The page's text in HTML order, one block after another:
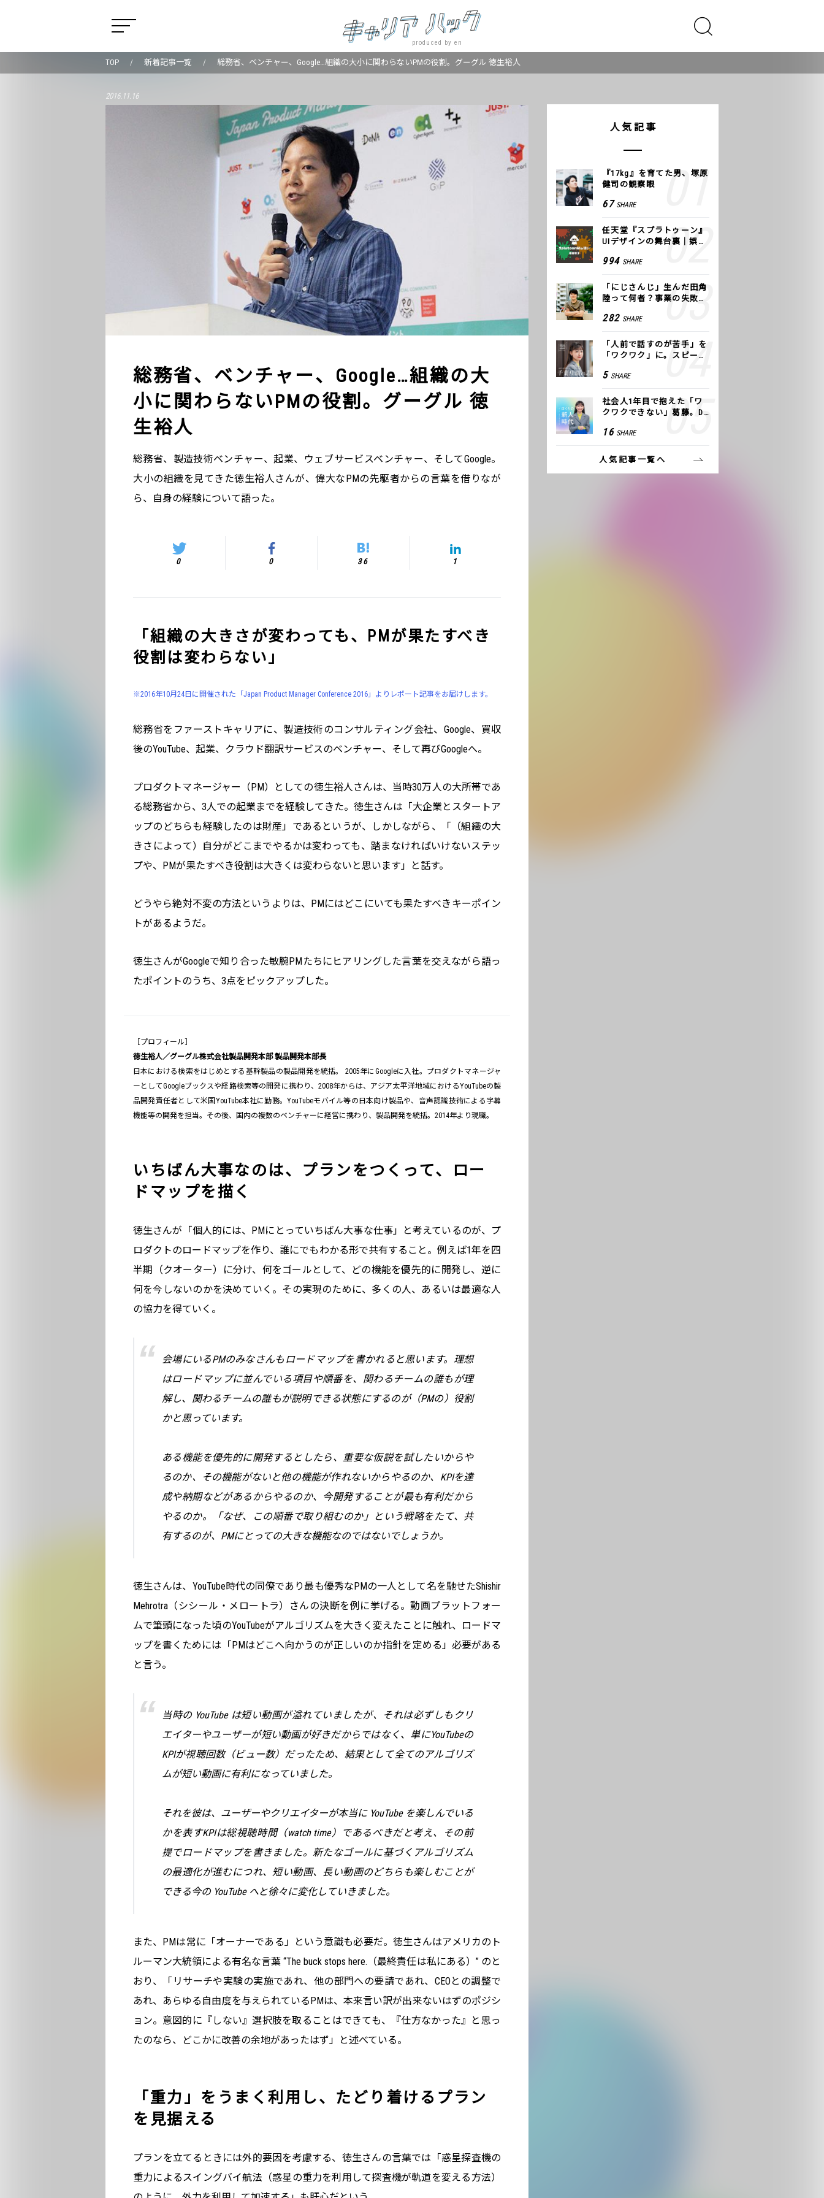
produced by en
TOP 新着記事一覧 総務省、ベンチャー、Google…組織の大小に関わらないPMの役割。グーグル 徳生裕人
2016.11.16
総務省、ベンチャー、Google…組織の大
小に関わらないPMの役割。グーグル 徳
生裕人
総務省、製造技術ベンチャー、起業、ウェブサービスベンチャー、そしてGoogle。
大小の組織を見てきた徳生裕人さんが、偉大なPMの先駆者からの言葉を借りなが
ら、自身の経験について語った。
0 0 36 1
「組織の大きさが変わっても、PMが果たすべき
役割は変わらない」
※2016年10月24日に開催された「Japan Product Manager Conference 2016」よりレポート記事をお届けします。
総務省をファーストキャリアに、製造技術のコンサルティング会社、Google、買収
後のYouTube、起業、クラウド翻訳サービスのベンチャー、そして再びGoogleへ。
プロダクトマネージャー（PM）としての徳生裕人さんは、当時30万人の大所帯であ
る総務省から、3人での起業までを経験してきた。徳生さんは「大企業とスタートア
ップのどちらも経験したのは財産」であるというが、しかしながら、「（組織の大
きさによって）自分がどこまでやるかは変わっても、踏まなければいけないステッ
プや、PMが果たすべき役割は大きくは変わらないと思います」と話す。
どうやら絶対不変の方法というよりは、PMにはどこにいても果たすべきキーポイン
トがあるようだ。
徳生さんがGoogleで知り合った敏腕PMたちにヒアリングした言葉を交えながら語っ
たポイントのうち、3点をピックアップした。
［プロフィール］
徳生裕人／グーグル株式会社製品開発本部 製品開発本部長
日本における検索をはじめとする基幹製品の製品開発を統括。 2005年にGoogleに入社。プロダクトマネージャ
ーとしてGoogleブックスや経路検索等の開発に携わり、2008年からは、アジア太平洋地域におけるYouTubeの製
品開発責任者として米国YouTube本社に勤務。YouTubeモバイル等の日本向け製品や、音声認識技術による字幕
機能等の開発を担当。その後、国内の複数のベンチャーに経営に携わり、製品開発を統括。2014年より現職。
いちばん大事なのは、プランをつくって、ロー
ドマップを描く
徳生さんが「個人的には、PMにとっていちばん大事な仕事」と考えているのが、プ
ロダクトのロードマップを作り、誰にでもわかる形で共有すること。例えば1年を四
半期（クオーター）に分け、何をゴールとして、どの機能を優先的に開発し、逆に
何を今しないのかを決めていく。その実現のために、多くの人、あるいは最適な人
の協力を得ていく。
会場にいるPMのみなさんもロードマップを書かれると思います。理想
はロードマップに並んでいる項目や順番を、関わるチームの誰もが理
解し、関わるチームの誰もが説明できる状態にするのが（PMの）役割
かと思っています。
ある機能を優先的に開発するとしたら、重要な仮説を試したいからや
るのか、その機能がないと他の機能が作れないからやるのか、KPIを達
成や納期などがあるからやるのか、今開発することが最も有利だから
やるのか。「なぜ、この順番で取り組むのか」という戦略をたて、共
有するのが、PMにとっての大きな機能なのではないでしょうか。
徳生さんは、YouTube時代の同僚であり最も優秀なPMの一人として名を馳せたShishir
Mehrotra（シシール・メロートラ）さんの決断を例に挙げる。動画プラットフォー
ムで筆頭になった頃のYouTubeがアルゴリズムを大きく変えたことに触れ、ロードマ
ップを書くためには「PMはどこへ向かうのが正しいのか指針を定める」必要がある
と言う。
当時の YouTube は短い動画が溢れていましたが、それは必ずしもクリ
エイターやユーザーが短い動画が好きだからではなく、単にYouTubeの
KPIが視聴回数（ビュー数）だったため、結果として全てのアルゴリズ
ムが短い動画に有利になっていました。
それを彼は、ユーザーやクリエイターが本当に YouTube を楽しんでいる
かを表すKPIは総視聴時間（watch time）であるべきだと考え、その前
提でロードマップを書きました。新たなゴールに基づくアルゴリズム
の最適化が進むにつれ、短い動画、長い動画のどちらも楽しむことが
できる今の YouTube へと徐々に変化していきました。
また、PMは常に「オーナーである」という意識も必要だ。徳生さんはアメリカのト
ルーマン大統領による有名な言葉 “The buck stops here.（最終責任は私にある）” のと
おり、「リサーチや実験の実施であれ、他の部門への要請であれ、CEOとの調整で
あれ、あらゆる自由度を与えられているPMは、本来言い訳が出来ないはずのポジシ
ョン。意図的に『しない』選択肢を取ることはできても、『仕方なかった』と思っ
たのなら、どこかに改善の余地があったはず」と述べている。
「重力」をうまく利用し、たどり着けるプラン
を見据える
プランを立てるときには外的要因を考慮する、徳生さんの言葉では「惑星探査機の
重力によるスイングバイ航法（惑星の重力を利用して探査機が軌道を変える方法）
人気記事
『17kg』を育てた男、塚原
健司の観察眼
67 SHARE
任天堂『スプラトゥーン』
UIデザインの舞台裏｜娯楽
994 SHARE
「にじさんじ」生んだ田角
陸って何者？事業の失敗
COLOR
282 SHARE
「人前で話すのが苦手」を
「ワクワク」に。スピーチ
方トレーニング」に込めた
5 SHARE
社会人1年目で抱えた「ワ
クワクできない」葛藤。De
つけた、私の生きる道
16 SHARE
人気記事一覧へ